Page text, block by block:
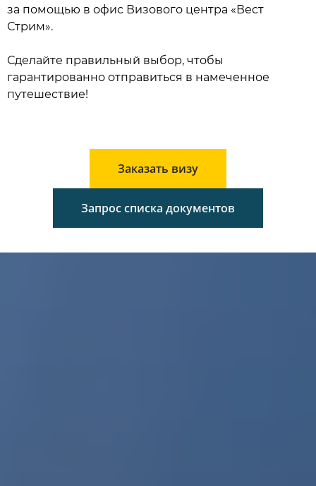
за помощью в офис Визового центра «Вест
Стрим».
Сделайте правильный выбор, чтобы
гарантированно отправиться в намеченное
путешествие!
Заказать визу
Запрос списка документов